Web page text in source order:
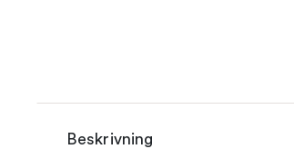
Beskrivning